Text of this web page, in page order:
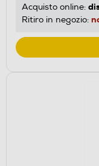
Acquisto online:
Ritiro in negozio: